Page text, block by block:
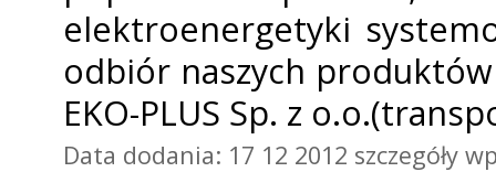
elektroenergetyki
odbiór naszych
EKO-PLUS Sp. z
Data dodania: 17 12 2012 szczegóły